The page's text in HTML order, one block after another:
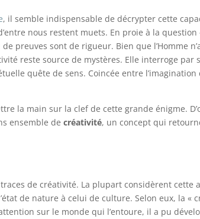
, il semble indispensable de décrypter cette
nous restent muets. En proie à la
preuves sont de rigueur. Bien que l’Homme
reste source de mystères. Elle interroge par
quête de sens. Coincée entre
la main sur la clef de cette grande énigme.
ensemble decréativité, un concept qui
de créativité. La plupart considèrent
de nature à celui de culture. Selon eux, la «
sur le monde qui l’entoure, il a pu